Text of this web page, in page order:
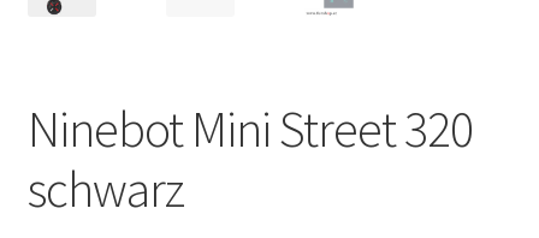
Ninebot Mini Street 320
schwarz